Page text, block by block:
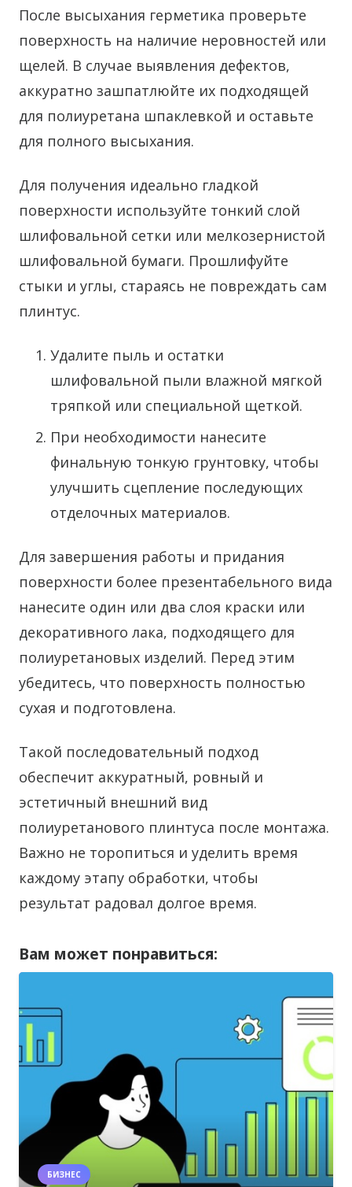
После высыхания герметика проверьте
поверхность на наличие неровностей или
щелей. В случае выявления дефектов,
аккуратно зашпатлюйте их подходящей
для полиуретана шпаклевкой и оставьте
для полного высыхания.
Для получения идеально гладкой
поверхности используйте тонкий слой
шлифовальной сетки или мелкозернистой
шлифовальной бумаги. Прошлифуйте
стыки и углы, стараясь не повреждать сам
плинтус.
Удалите пыль и остатки
шлифовальной пыли влажной мягкой
тряпкой или специальной щеткой.
При необходимости нанесите
финальную тонкую грунтовку, чтобы
улучшить сцепление последующих
отделочных материалов.
Для завершения работы и придания
поверхности более презентабельного вида
нанесите один или два слоя краски или
декоративного лака, подходящего для
полиуретановых изделий. Перед этим
убедитесь, что поверхность полностью
сухая и подготовлена.
Такой последовательный подход
обеспечит аккуратный, ровный и
эстетичный внешний вид
полиуретанового плинтуса после монтажа.
Важно не торопиться и уделить время
каждому этапу обработки, чтобы
результат радовал долгое время.
Вам может понравиться:
БИЗНЕС